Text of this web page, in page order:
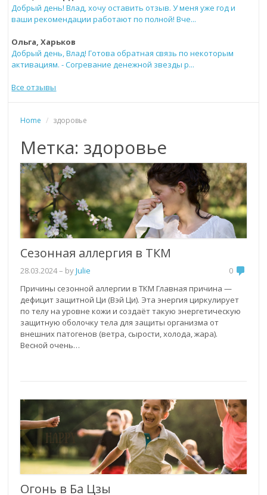
Добрый день! Влад, хочу оставить отзыв. У меня уже год и
ваши рекомендации работают по полной! Вче...
Ольга, Харьков
Добрый день, Влад! Готова обратная связь по некоторым
активациям. - Согревание денежной звезды р...
Все отзывы
Home / здоровье
Метка: здоровье
Сезонная аллергия в ТКМ
28.03.2024– byJulie
0
Причины сезонной аллергии в ТКМ Главная причина —
дефицит защитной Ци (Вэй Ци). Эта энергия циркулирует
по телу на уровне кожи и создаёт такую энергетическую
защитную оболочку тела для защиты организма от
внешних патогенов (ветра, сырости, холода, жара).
Весной очень…
Огонь в Ба Цзы